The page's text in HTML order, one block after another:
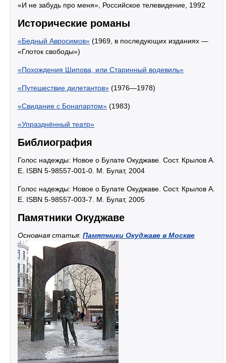
«И не забудь про меня», Российское телевидение, 1992
Исторические романы
«Бедный Авросимов» (1969, в последующих изданиях —
«Глоток свободы»)
«Похождения Шипова, или Старинный водевиль»
«Путешествие дилетантов» (1976—1978)
«Свидание с Бонапартом» (1983)
«Упразднённый театр»
Библиография
Голос надежды: Новое о Булате Окуджаве. Сост. Крылов А.
Е. ISBN 5-98557-001-0. М. Булат, 2004
Голос надежды: Новое о Булате Окуджаве. Сост. Крылов А.
Е. ISBN 5-98557-003-7. М. Булат, 2005
Памятники Окуджаве
Основная статья: Памятники Окуджаве в Москве